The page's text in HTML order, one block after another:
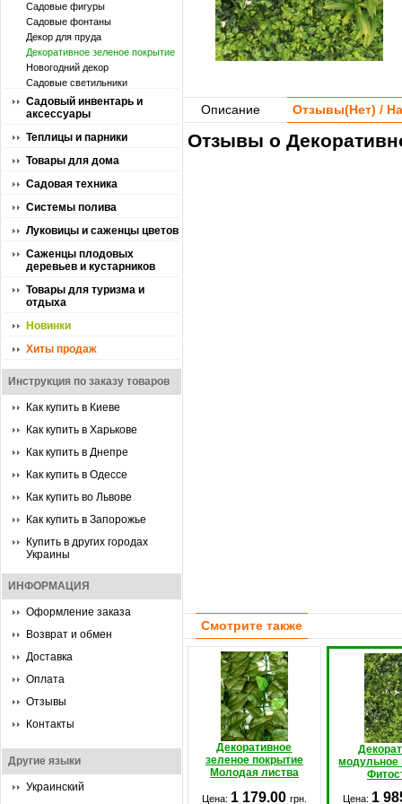
Садовые фигуры
Садовые фонтаны
Декор для пруда
Декоративное зеленое покрытие
Новогодний декор
Садовые светильники
Садовый инвентарь и
аксессуары
Теплицы и парники
Товары для дома
Садовая техника
Системы полива
Луковицы и саженцы цветов
Саженцы плодовых
деревьев и кустарников
Товары для туризма и
отдыха
Новинки
Хиты продаж
Инструкция по заказу товаров
Как купить в Киеве
Как купить в Харькове
Как купить в Днепре
Как купить в Одессе
Как купить во Львове
Как купить в Запорожье
Купить в других городах
Украины
ИНФОРМАЦИЯ
Оформление заказа
Возврат и обмен
Доставка
Оплата
Отзывы
Контакты
Другие языки
Украинский
Описание Отзывы(Нет) /
Отзывы о
Смотрите также
Декоративное
зеленое покрытие
Молодая листва
модульное
Цена: 1 179.00 грн. Цена: 1